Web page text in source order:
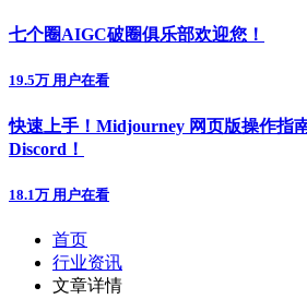
七个圈AIGC破圈俱乐部欢迎您！
19.5万 用户在看
快速上手！Midjourney 网页版操作指
Discord！
18.1万 用户在看
首页
行业资讯
文章详情